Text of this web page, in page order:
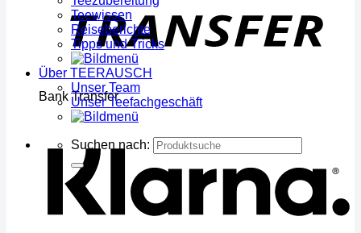
Bank Transfer
Teewissen
Reiseberichte
Tipps und Tricks
Über TEERAUSCH
Unser Team
Unser Teefachgeschäft
Suchen nach: